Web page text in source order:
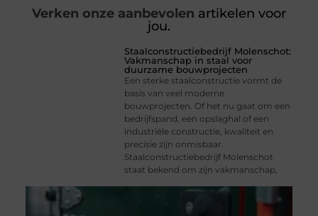
Verken onze aanbevolen artikelen voor
jou.
Staalconstructiebedrijf Molenschot:
Vakmanschap in staal voor
duurzame bouwprojecten
Een sterke staalconstructie vormt de
basis van veel moderne
bouwprojecten. Of het nu gaat om een
bedrijfspand, een opslaghal of een
industriële constructie, kwaliteit en
precisie zijn onmisbaar.
Staalconstructiebedrijf Molenschot
staat bekend om zijn vakmanschap,